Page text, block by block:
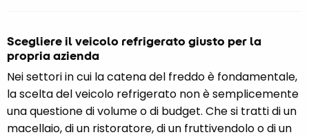
Scegliere il veicolo refrigerato giusto per la
propria azienda
Nei settori in cui la catena del freddo è fondamentale,
la scelta del veicolo refrigerato non è semplicemente
una questione di volume o di budget. Che si tratti di un
macellaio, di un ristoratore, di un fruttivendolo o di un